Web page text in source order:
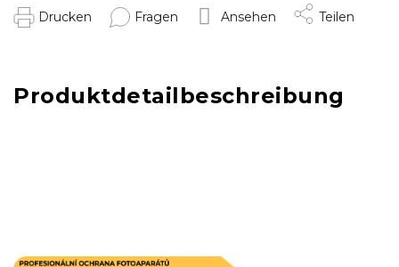
Drucken Fragen Ansehen Teilen
Produktdetailbeschreibung